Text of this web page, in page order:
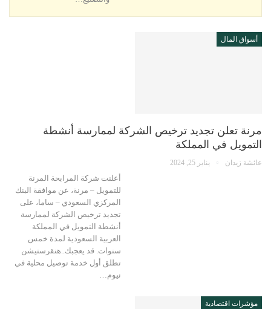
أسواق المال
مرنة تعلن تجديد ترخيص الشركة لممارسة أنشطة
التمويل في المملكة
عائشة زيدان يناير 25, 2024
أعلنت شركة المرابحة المرنة
للتمويل – مرنة، عن موافقة البنك
المركزي السعودي – ساما، على
تجديد ترخيص الشركة لممارسة
أنشطة التمويل في المملكة
العربية السعودية لمدة خمس
سنوات. قد يعجبك..هنقرستيشن
تطلق أول خدمة توصيل محلية في
نيوم…
مؤشرات اقتصادية